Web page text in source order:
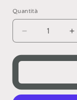
Quantità
Diminuisci
quantità
per